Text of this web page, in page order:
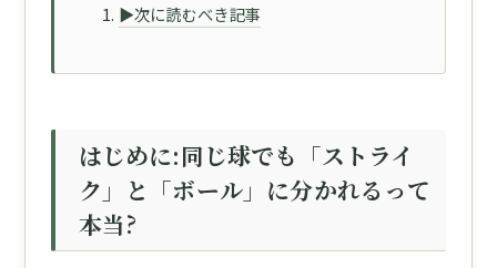
▶次に読むべき記事
はじめに:同じ球でも「ストライ
ク」と「ボール」に分かれるって
本当?